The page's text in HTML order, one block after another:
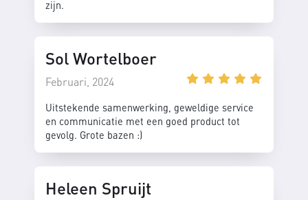
zijn.
Sol Wortelboer
Februari, 2024
Uitstekende samenwerking, geweldige service
en communicatie met een goed product tot
gevolg. Grote bazen :)
Heleen Spruijt